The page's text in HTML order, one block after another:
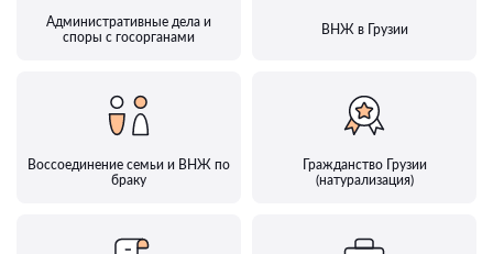
Административные дела и
споры с госорганами
ВНЖ в Грузии
Воссоединение семьи и ВНЖ по
браку
Гражданство Грузии
(натурализация)